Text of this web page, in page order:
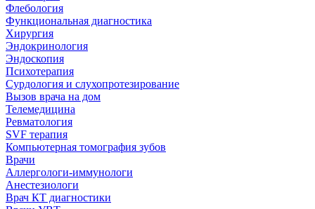
Флебология
Функциональная диагностика
Хирургия
Эндокринология
Эндоскопия
Психотерапия
Сурдология и слухопротезирование
Вызов врача на дом
Телемедицина
Ревматология
SVF терапия
Компьютерная томография зубов
Врачи
Аллергологи-иммунологи
Анестезиологи
Врач КТ диагностики